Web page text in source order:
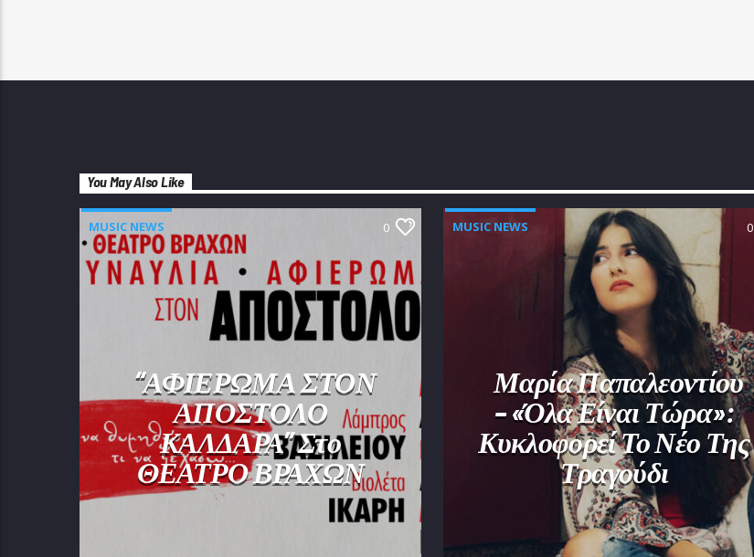
You May Also Like
MUSIC NEWS 0
“ΑΦΙΕΡΩΜΑ ΣΤΟΝ
ΑΠΟΣΤΟΛΟ
ΚΑΛΔΑΡΑ” Στο
ΘΕΑΤΡΟ ΒΡΑΧΩΝ
MUSIC NEWS 0
Μαρία Παπαλεοντίου
– «Όλα Είναι Τώρα»:
Κυκλοφορεί Το Νέο Της
Τραγούδι